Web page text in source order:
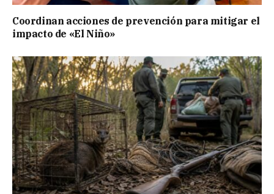
Coordinan acciones de prevención para mitigar el
impacto de «El Niño»